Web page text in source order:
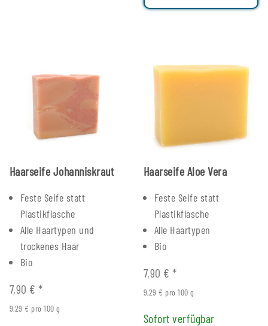
Haarseife Johanniskraut
Feste Seife statt
Plastikflasche
Alle Haartypen und
trockenes Haar
Bio
7,90 €*
9,29 € pro 100 g
Haarseife Aloe Vera
Feste Seife statt
Plastikflasche
Alle Haartypen
Bio
7,90 €*
9,29 € pro 100 g
Sofort verfügbar